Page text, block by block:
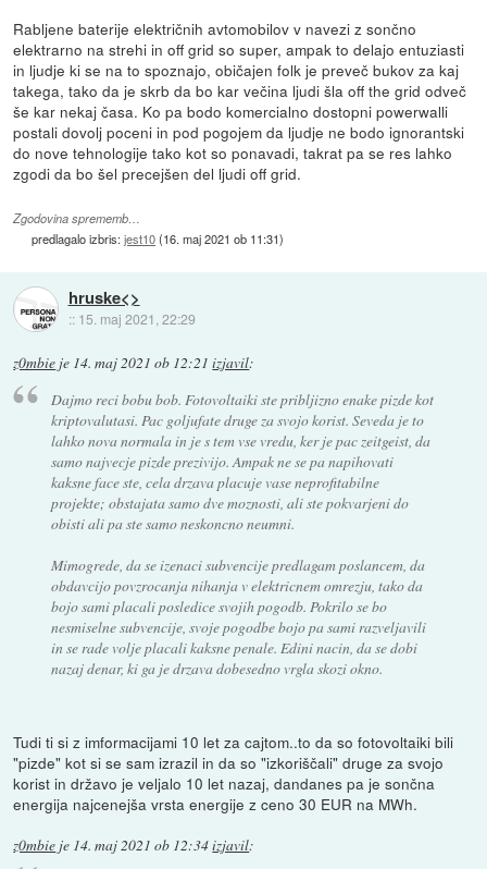
Rabljene baterije električnih avtomobilov v navezi z sončno
elektrarno na strehi in off grid so super, ampak to delajo entuziasti
in ljudje ki se na to spoznajo, običajen folk je preveč bukov za kaj
takega, tako da je skrb da bo kar večina ljudi šla off the grid odveč
še kar nekaj časa. Ko pa bodo komercialno dostopni powerwalli
postali dovolj poceni in pod pogojem da ljudje ne bodo ignorantski
do nove tehnologije tako kot so ponavadi, takrat pa se res lahko
zgodi da bo šel precejšen del ljudi off grid.
Zgodovina sprememb…
predlagalo izbris:jest10(16. maj 2021 ob 11:31)
hruske<>
:: 15. maj 2021, 22:29
z0mbie je 14. maj 2021 ob 12:21 izjavil:
Dajmo reci bobu bob. Fotovoltaiki ste pribljizno enake pizde kot
kriptovalutasi. Pac goljufate druge za svojo korist. Seveda je to
lahko nova normala in je s tem vse vredu, ker je pac zeitgeist, da
samo najvecje pizde prezivijo. Ampak ne se pa napihovati
kaksne face ste, cela drzava placuje vase neprofitabilne
projekte; obstajata samo dve moznosti, ali ste pokvarjeni do
obisti ali pa ste samo neskoncno neumni.
Mimogrede, da se izenaci subvencije predlagam poslancem, da
obdavcijo povzrocanja nihanja v elektricnem omrezju, tako da
bojo sami placali posledice svojih pogodb. Pokrilo se bo
nesmiselne subvencije, svoje pogodbe bojo pa sami razveljavili
in se rade volje placali kaksne penale. Edini nacin, da se dobi
nazaj denar, ki ga je drzava dobesedno vrgla skozi okno.
Tudi ti si z imformacijami 10 let za cajtom..to da so fotovoltaiki bili
"pizde" kot si se sam izrazil in da so "izkoriščali" druge za svojo
korist in državo je veljalo 10 let nazaj, dandanes pa je sončna
energija najcenejša vrsta energije z ceno 30 EUR na MWh.
z0mbie je 14. maj 2021 ob 12:34izjavil: